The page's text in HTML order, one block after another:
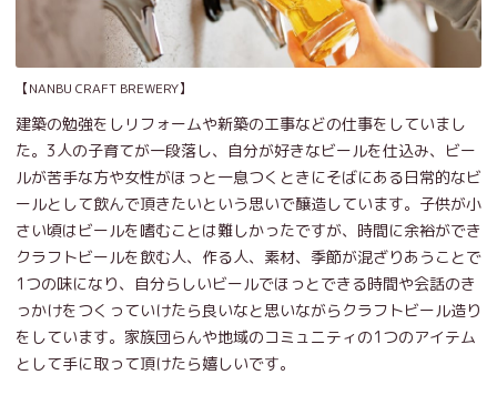
【NANBU CRAFT BREWERY】
建築の勉強をしリフォームや新築の工事などの仕事をしていまし
た。3人の子育てが一段落し、自分が好きなビールを仕込み、ビー
ルが苦手な方や女性がほっと一息つくときにそばにある日常的なビ
ールとして飲んで頂きたいという思いで醸造しています。子供が小
さい頃はビールを嗜むことは難しかったですが、時間に余裕ができ
クラフトビールを飲む人、作る人、素材、季節が混ざりあうことで
1つの味になり、自分らしいビールでほっとできる時間や会話のき
っかけをつくっていけたら良いなと思いながらクラフトビール造り
をしています。家族団らんや地域のコミュニティの1つのアイテム
として手に取って頂けたら嬉しいです。